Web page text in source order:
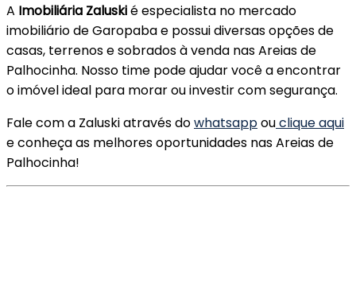
A Imobiliária Zaluskié especialista no mercado
imobiliário de Garopaba e possui diversas opções de
casas, terrenos e sobrados à venda nas Areias de
Palhocinha. Nosso time pode ajudar você a encontrar
o imóvel ideal para morar ou investir com segurança.
Fale com a Zaluski através dowhatsappouclique aqui
e conheça as melhores oportunidades nas Areias de
Palhocinha!